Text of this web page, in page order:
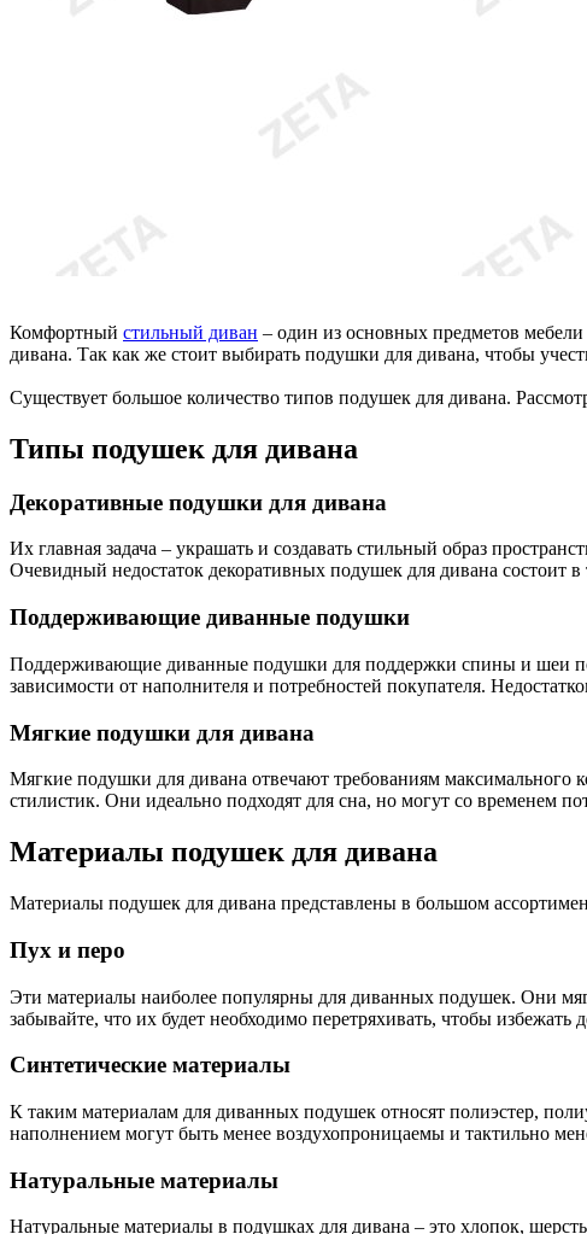
Комфортный стильный диван – один из основных предметов
дивана. Так как же стоит выбирать подушки для дивана, чтобы
Существует большое количество типов подушек для дивана.
Типы подушек для дивана
Декоративные подушки для дивана
Их главная задача – украшать и создавать стильный образ
Очевидный недостаток декоративных подушек для дивана состоит
Поддерживающие диванные подушки
Поддерживающие диванные подушки для поддержки спины и шеи
зависимости от наполнителя и потребностей покупателя.
Мягкие подушки для дивана
Мягкие подушки для дивана отвечают требованиям максимального
стилистик. Они идеально подходят для сна, но могут со временем
Материалы подушек для дивана
Материалы подушек для дивана представлены в большом
Пух и перо
Эти материалы наиболее популярны для диванных подушек. Они
забывайте, что их будет необходимо перетряхивать, чтобы
Синтетические материалы
К таким материалам для диванных подушек относят полиэстер,
наполнением могут быть менее воздухопроницаемы и тактильно
Натуральные материалы
Натуральные материалы в подушках для дивана – это хлопок,